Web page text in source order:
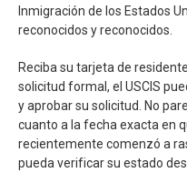
Inmigración de los Estados
reconocidos y reconocidos.
Reciba su tarjeta de
solicitud formal, el USCIS
y aprobar su solicitud. No
cuanto a la fecha exacta en
recientemente comenzó a
pueda verificar su estado